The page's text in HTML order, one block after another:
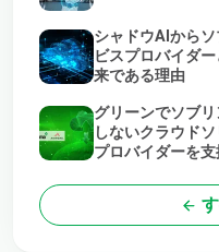
シャドウAIから
ビスプロバイダ
来である理由
グリーンでソブ
しないクラウド
プロバイダーを支